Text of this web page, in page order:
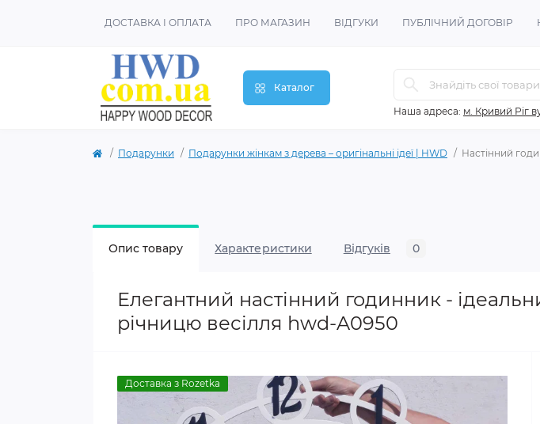
ДОСТАВКА І ОПЛАТА ПРО МАГАЗИН ВІДГУКИ ПУБЛІЧНИЙ ДОГОВІР
Каталог
Наша адреса: м. Кривий Ріг
Подарунки Подарунки жінкам з дерева – оригінальні ідеї | HWD Настінний
Опис товару Характеристики Відгуків 0
Елегантний настінний годинник -
річницю весілля hwd-A0950
Доставка з Rozetka